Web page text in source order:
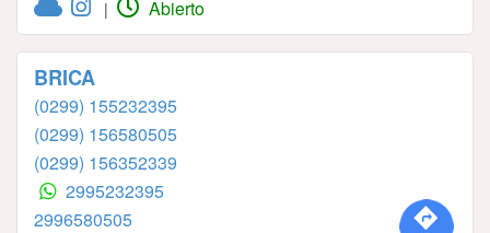
| Abierto
BRICA
(0299) 155232395
(0299) 156580505
(0299) 156352339
2995232395
2996580505